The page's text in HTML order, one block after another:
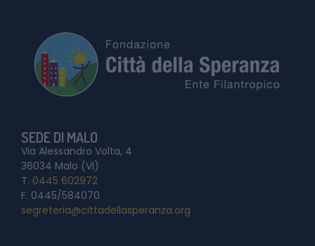
SEDE DI MALO
Via Alessandro Volta, 4
36034 Malo (VI)
T. 0445 602972
F. 0445/584070
segreteria@cittadellasperanza.org